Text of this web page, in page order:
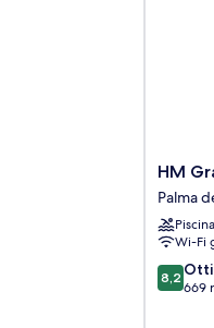
HM
Gran
Fiesta
Hotel
Palma
de
Mallorca
HM
Palma
Piscina
Wi-Fi
8.2
su
8,2
669